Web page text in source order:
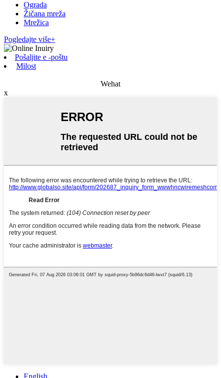
Ograda
Žičana mreža
Mrežica
Pogledajte više+
Pošaljite e -poštu
Milost
Wehat
x